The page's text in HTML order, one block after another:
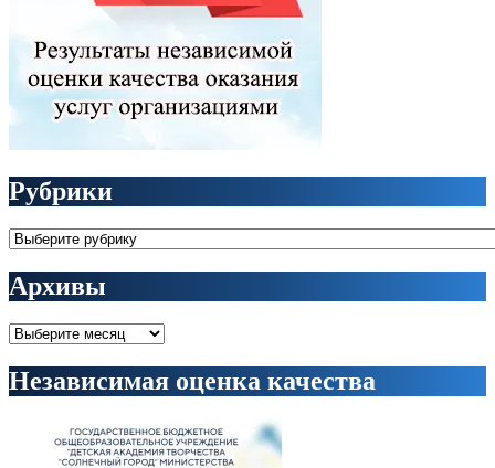
Рубрики
Рубрики
Архивы
Архивы
Независимая оценка качества